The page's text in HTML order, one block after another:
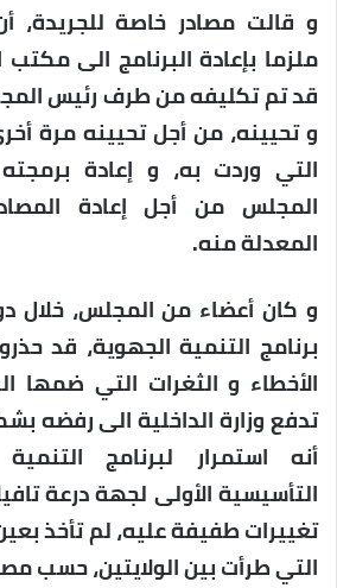
و قالت مصادر خاصة
ملزما بإعادة البرنامج الى
قد تم تكليفه من طرف رئيس
و تحيينه، من أجل تحيينه مرة
التي وردت به، و إعادة
المجلس من أجل إعادة
المعدلة منه.
و كان أعضاء من المجلس، خلال
برنامج التنمية الجهوية، قد
الأخطاء و الثغرات التي ضمها
تدفع وزارة الداخلية الى رفضه
أنه استمرار لبرنامج
التأسيسية الأولى لجهة درعة
تغييرات طفيفة عليه، لم تأخذ بعين
التي طرأت بين الولايتين، حسب